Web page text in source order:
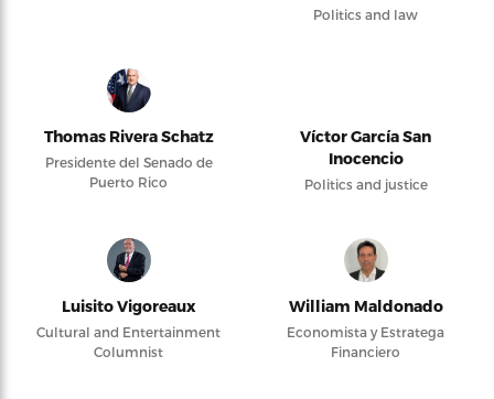
Politics and law
Thomas Rivera Schatz
Presidente del Senado de
Puerto Rico
Víctor García San
Inocencio
Politics and justice
Luisito Vigoreaux
Cultural and Entertainment
Columnist
William Maldonado
Economista y Estratega
Financiero